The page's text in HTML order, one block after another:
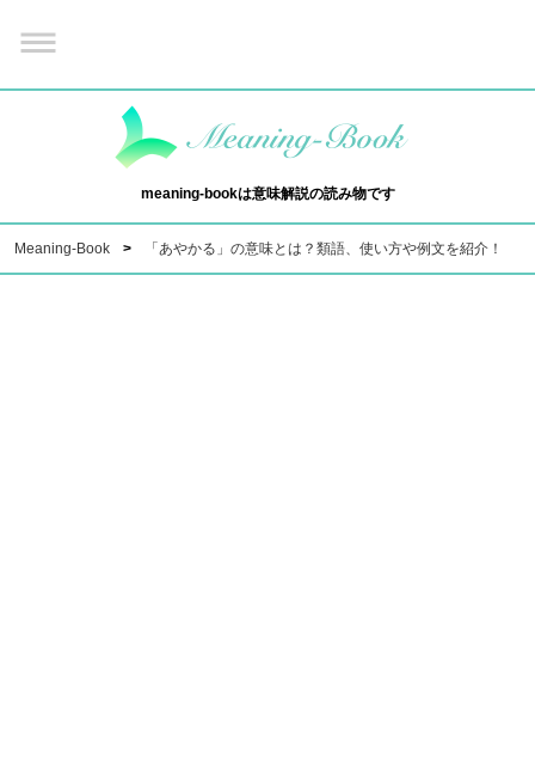
meaning-bookは意味解説の読み物です
Meaning-Book 「あやかる」の意味とは？類語、使い方や例文を紹介！